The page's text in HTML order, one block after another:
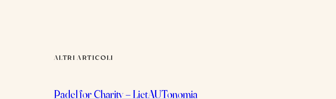
ALTRI ARTICOLI
Padel for Charity – LietAUTonomia